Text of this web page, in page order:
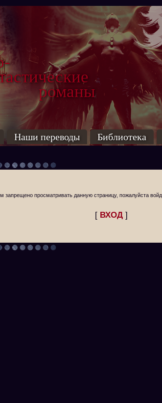
Наши переводы Библиотека
запрещено просматривать данную страницу, пожалуйста
[ ВХОД ]